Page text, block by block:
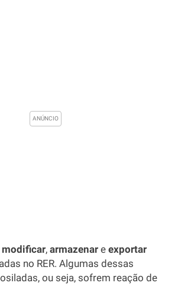
modificar, armazenar e exportar
no RER. Algumas dessas
ou seja, sofrem reação de